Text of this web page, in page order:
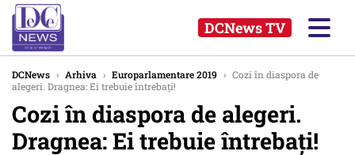
DCNews TV
DCNews › Arhiva › Europarlamentare 2019 › Cozi în diaspora de
alegeri. Dragnea: Ei trebuie întrebați!
Cozi în diaspora de alegeri.
Dragnea: Ei trebuie întrebați!